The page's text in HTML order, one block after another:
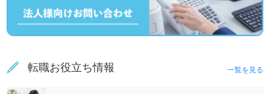
転職お役立ち情報 一覧を見る